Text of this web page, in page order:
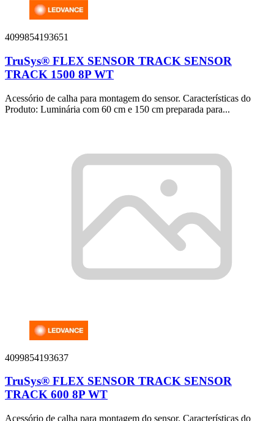
4099854193651
TruSys® FLEX SENSOR TRACK SENSOR
TRACK 1500 8P WT
Acessório de calha para montagem do sensor. Características do
Produto: Luminária com 60 cm e 150 cm preparada para...
4099854193637
TruSys® FLEX SENSOR TRACK SENSOR
TRACK 600 8P WT
Acessório de calha para montagem do sensor. Características do